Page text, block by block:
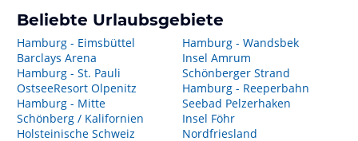
Beliebte Urlaubsgebiete
Hamburg - Eimsbüttel
Barclays Arena
Hamburg - St. Pauli
OstseeResort Olpenitz
Hamburg - Mitte
Schönberg / Kalifornien
Holsteinische Schweiz
Hamburg - Wandsbek
Insel Amrum
Schönberger Strand
Hamburg - Reeperbahn
Seebad Pelzerhaken
Insel Föhr
Nordfriesland